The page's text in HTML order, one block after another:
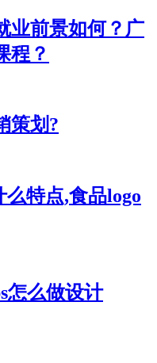
业前景如何？广
程？
策划?
特点,食品logo
怎么做设计